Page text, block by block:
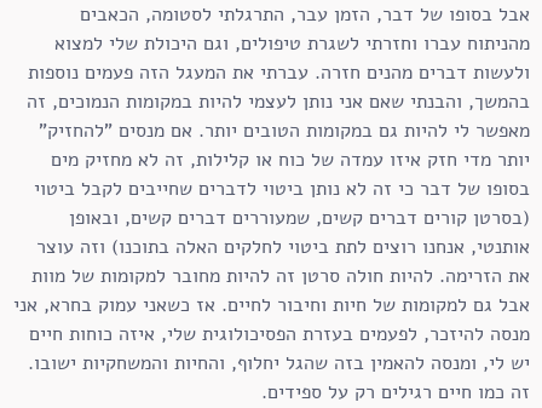
אבל בסופו של דבר, הזמן עבר, התרגלתי לסטומה, הכאבים
מהניתוח עברו וחזרתי לשגרת טיפולים, וגם היכולת שלי למצוא
ולעשות דברים מהנים חזרה. עברתי את המעגל הזה פעמים נוספות
בהמשך, והבנתי שאם אני נותן לעצמי להיות במקומות הנמוכים, זה
מאפשר לי להיות גם במקומות הטובים יותר. אם מנסים "להחזיק"
יותר מדי חזק איזו עמדה של כוח או קלילות, זה לא מחזיק מים
בסופו של דבר כי זה לא נותן ביטוי לדברים שחייבים לקבל ביטוי
(בסרטן קורים דברים קשים, שמעוררים דברים קשים, ובאופן
אותנטי, אנחנו רוצים לתת ביטוי לחלקים האלה בתוכנו) וזה עוצר
את הזרימה. להיות חולה סרטן זה להיות מחובר למקומות של מוות
אבל גם למקומות של חיות וחיבור לחיים. אז כשאני עמוק בחרא, אני
מנסה להיזכר, לפעמים בעזרת הפסיכולוגית שלי, איזה כוחות חיים
יש לי, ומנסה להאמין בזה שהגל יחלוף, והחיות והמשחקיות ישובו.
זה כמו חיים רגילים רק על ספידים.